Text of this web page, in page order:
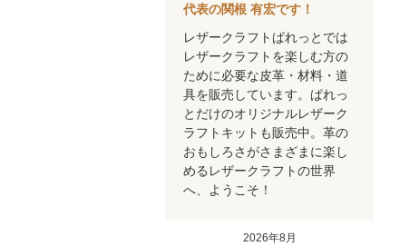
代表の関根 有宏です！
レザークラフトぱれっとでは
レザークラフトを楽しむ方の
ために必要な皮革・材料・道
具を販売しています。ぱれっ
とだけのオリジナルレザーク
ラフトキットも販売中。革の
おもしろさがさまざまに楽し
めるレザークラフトの世界
へ、ようこそ！
2026年8月